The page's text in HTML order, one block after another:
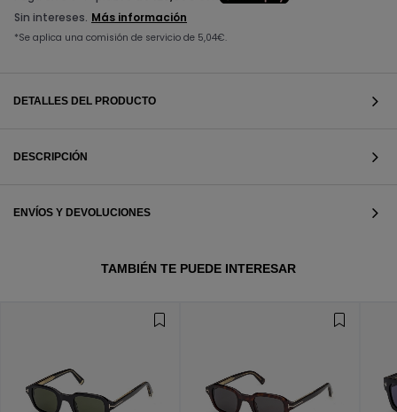
DETALLES DEL PRODUCTO
DESCRIPCIÓN
ENVÍOS Y DEVOLUCIONES
TAMBIÉN TE PUEDE INTERESAR